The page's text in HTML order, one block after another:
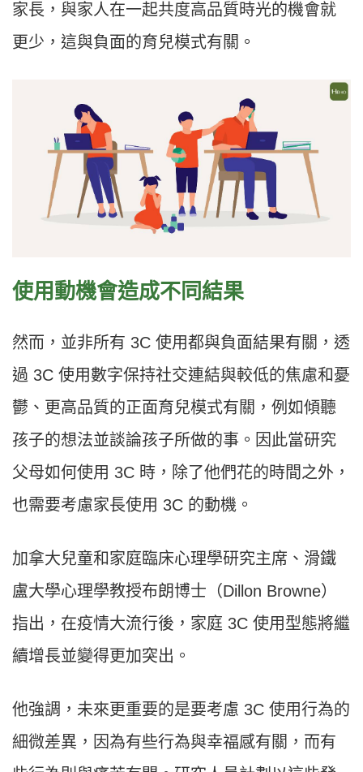
家長，與家人在一起共度高品質時光的機會就
更少，這與負面的育兒模式有關。
使用動機會造成不同結果
然而，並非所有 3C 使用都與負面結果有關，透
過 3C 使用數字保持社交連結與較低的焦慮和憂
鬱、更高品質的正面育兒模式有關，例如傾聽
孩子的想法並談論孩子所做的事。因此當研究
父母如何使用 3C 時，除了他們花的時間之外，
也需要考慮家長使用 3C 的動機。
加拿大兒童和家庭臨床心理學研究主席、滑鐵
盧大學心理學教授布朗博士（Dillon Browne）
指出，在疫情大流行後，家庭 3C 使用型態將繼
續增長並變得更加突出。
他強調，未來更重要的是要考慮 3C 使用行為的
細微差異，因為有些行為與幸福感有關，而有